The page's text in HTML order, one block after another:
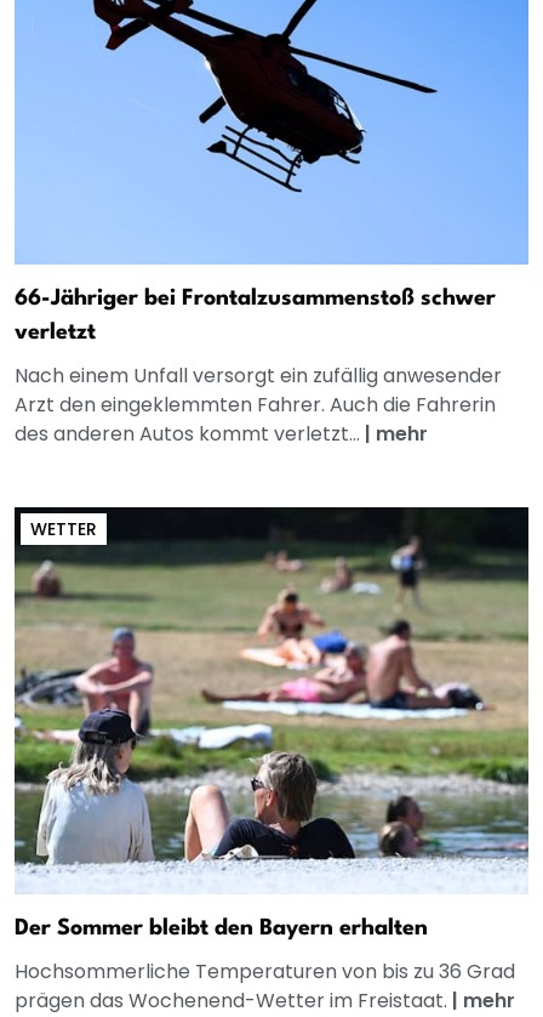
66-Jähriger bei Frontalzusammenstoß schwer
verletzt
Nach einem Unfall versorgt ein zufällig anwesender
Arzt den eingeklemmten Fahrer. Auch die Fahrerin
des anderen Autos kommt verletzt... | mehr
WETTER
Der Sommer bleibt den Bayern erhalten
Hochsommerliche Temperaturen von bis zu 36 Grad
prägen das Wochenend-Wetter im Freistaat. | mehr